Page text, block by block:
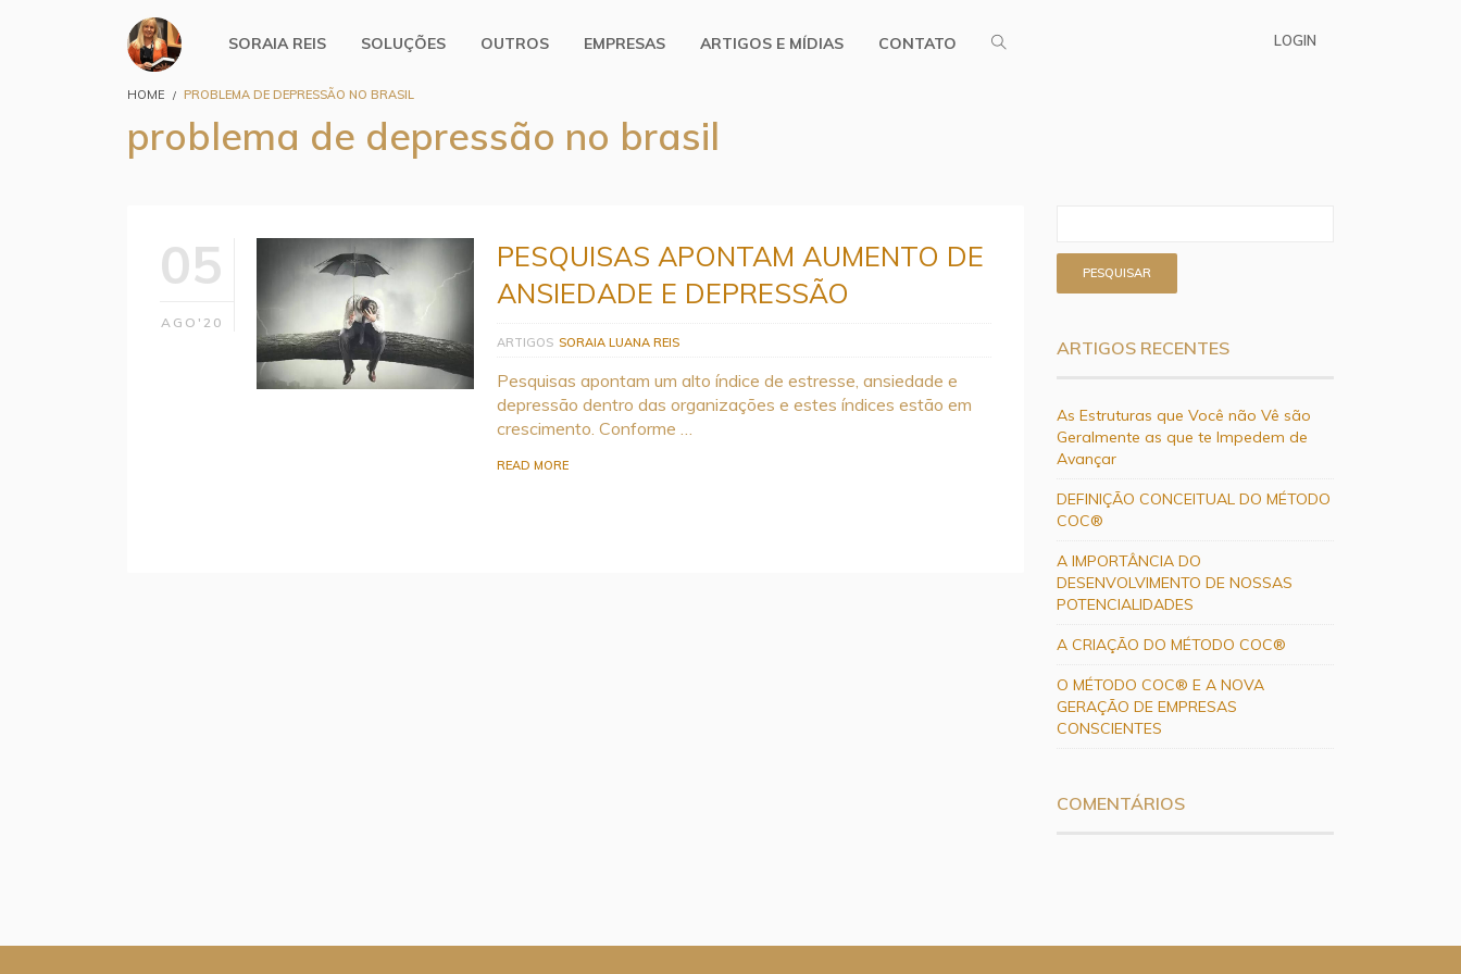
SORAIA REIS SOLUÇÕES OUTROS EMPRESAS ARTIGOS E MÍDIAS CONTATO LOGIN
HOME PROBLEMA DE DEPRESSÃO NO BRASIL
problema de depressão no brasil
05
AGO'20
PESQUISAS APONTAM AUMENTO DE
ANSIEDADE E DEPRESSÃO
ARTIGOS SORAIA LUANA REIS
Pesquisas apontam um alto índice de estresse, ansiedade e
depressão dentro das organizações e estes índices estão em
crescimento. Conforme …
READ MORE
ARTIGOS RECENTES
As Estruturas que Você não Vê são
Geralmente as que te Impedem de
Avançar
DEFINIÇÃO CONCEITUAL DO MÉTODO
COC®
A IMPORTÂNCIA DO
DESENVOLVIMENTO DE NOSSAS
POTENCIALIDADES
A CRIAÇÃO DO MÉTODO COC®
O MÉTODO COC® E A NOVA
GERAÇÃO DE EMPRESAS
CONSCIENTES
COMENTÁRIOS